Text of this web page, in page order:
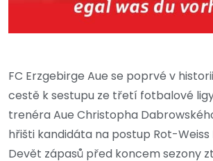
FC Erzgebirge Aue se poprvé v
cestě k sestupu ze třetí fotbalové
trenéra Aue Christopha
hřišti kandidáta na postup Rot-Weiss
Devět zápasů před koncem sezony